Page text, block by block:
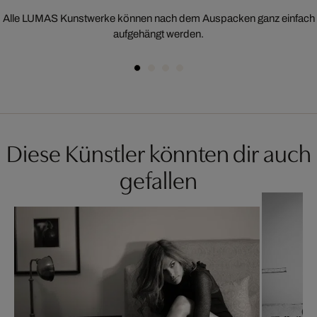
Alle LUMAS Kunstwerke können nach dem Auspacken ganz einfach
aufgehängt werden.
Diese Künstler könnten dir auch
gefallen